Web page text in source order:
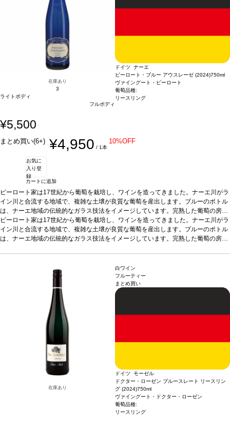
在庫あり
3
ライトボディ
フルボディ
ドイツ ナーエ
ピーロート・ブルー アウスレーゼ (2024)750ml
ヴァイングート・ピーロート
葡萄品種:
リースリング
¥5,500
まとめ買い(6+) ¥4,950 / 1本
10%OFF
お気に
入り登
録
カートに追加
ピーロート家は17世紀から葡萄を栽培し、ワインを造ってきました。ナーエ川がラ
イン川と合流する地域で、複雑な土壌が良質な葡萄を産出します。ブルーのボトル
は、ナーエ地域の伝統的なガラス技法をイメージしています。完熟した葡萄の房
を、厳選して摘み取る（アウスレーゼ）ので、収穫量は大幅に落ちます。シュペー
トレーゼより凝縮感があります。深みがありエレガント。長い余韻とフルーティー
な後味が調和するのが魅力。テイスティングノート麦わら色。フルーティーなフ
アジア料理、フォワグラ、ブルーチーズ、アプリコットタルトの
ようなデザートなどと好相性
リースリング
場合、在庫があり価格が同様の場合は自動的に次のヴィンテージに変更されます、
ピーロート家は17世紀から葡萄を栽培し、ワインを造ってきました。ナーエ川がラ
イン川と合流する地域で、複雑な土壌が良質な葡萄を産出します。ブルーのボトル
は、ナーエ地域の伝統的なガラス技法をイメージしています。完熟した葡萄の房
テイスティングノート
ルーツキャンディやジューシーな桃のアロマに魅了される。繊細なジャスミンとす
っきりとしたリンゴが加わり、調和の取れた親しみやすいストラクチャーの余韻が
アジア料理、フォワグラ、ブルーチーズ、アプリコットタルトの
ようなデザートなどと好相性
場合、在庫があり価格が同様の場合は自動的に次のヴィンテージに変更されます、
ご了承ください。
在庫あり
白ワイン
フルーティー
まとめ買い
ドイツ モーゼル
ドクター・ローゼン ブルースレート リースリン
グ (2024)750ml
ヴァイングート・ドクター・ローゼン
葡萄品種:
リースリング